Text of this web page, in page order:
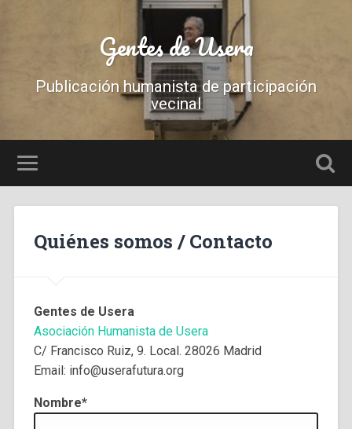
Gentes de Usera
Publicación humanista de participación
vecinal
Quiénes somos / Contacto
Gentes de Usera
Asociación Humanista de Usera
C/ Francisco Ruiz, 9. Local. 28026 Madrid
Email: info@userafutura.org
Nombre*